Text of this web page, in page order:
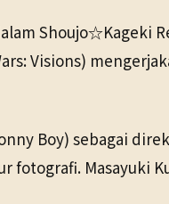
Visions)
Boy) sebagai
fotografi.